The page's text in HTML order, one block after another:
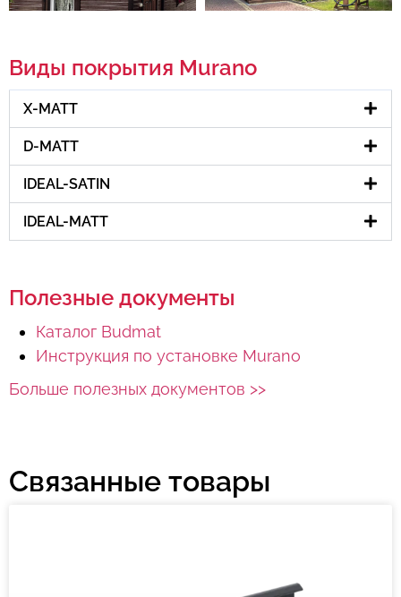
Виды покрытия Murano
X-MATT
D-MATT
IDEAL-SATIN
IDEAL-MATT
Полезные документы
Каталог Budmat
Инструкция по установке Murano
Больше полезных документов >>
Связанные товары